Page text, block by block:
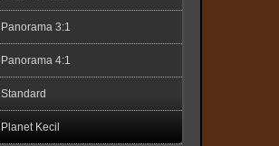
Panorama 3:1
Panorama 4:1
Standard
Planet Kecil